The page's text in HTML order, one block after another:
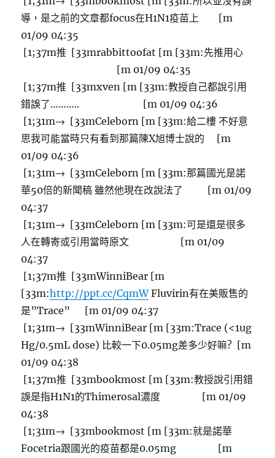
導，是之前的文章都focus在H1N1疫苗上 [m
01/09 04:35
[1;37m推 [33mrabbittoofat [m [33m:先推用心
[m 01/09 04:35
[1;37m推 [33mxven [m [33m:教授自己都說引用
錯誤了……….. [m 01/09 04:36
[1;31m→ [33mCeleborn [m [33m:給二樓 不好意
思我可能當時只有看到那篇陳X旭博士說的 [m
01/09 04:36
[1;31m→ [33mCeleborn [m [33m:那篇國光是諾
華50倍的新聞稿 雖然他現在改說法了 [m 01/09
04:37
[1;31m→ [33mCeleborn [m [33m:可是還是很多
人在轉寄或引用當時原文 [m 01/09
04:37
[1;37m推 [33mWinniBear [m
[33m:http://ppt.cc/CqmWFluvirin有在美販售的
是”Trace” [m 01/09 04:37
[1;31m→ [33mWinniBear [m [33m:Trace (<1ug
Hg/0.5mL dose) 比較一下0.05mg差多少好嘛? [m
01/09 04:38
[1;37m推 [33mbookmost [m [33m:教授說引用錯
誤是指H1N1的Thimerosal濃度 [m 01/09
04:38
[1;31m→ [33mbookmost [m [33m:就是諾華
Focetria跟國光的疫苗都是0.05mg [m